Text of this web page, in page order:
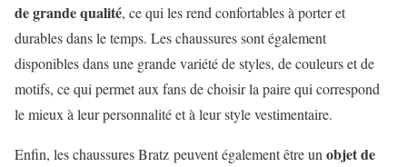
de grande qualité, ce qui les rend confortables à porter et
durables dans le temps. Les chaussures sont également
disponibles dans une grande variété de styles, de couleurs et de
motifs, ce qui permet aux fans de choisir la paire qui correspond
le mieux à leur personnalité et à leur style vestimentaire.
Enfin, les chaussures Bratz peuvent également être un objet de